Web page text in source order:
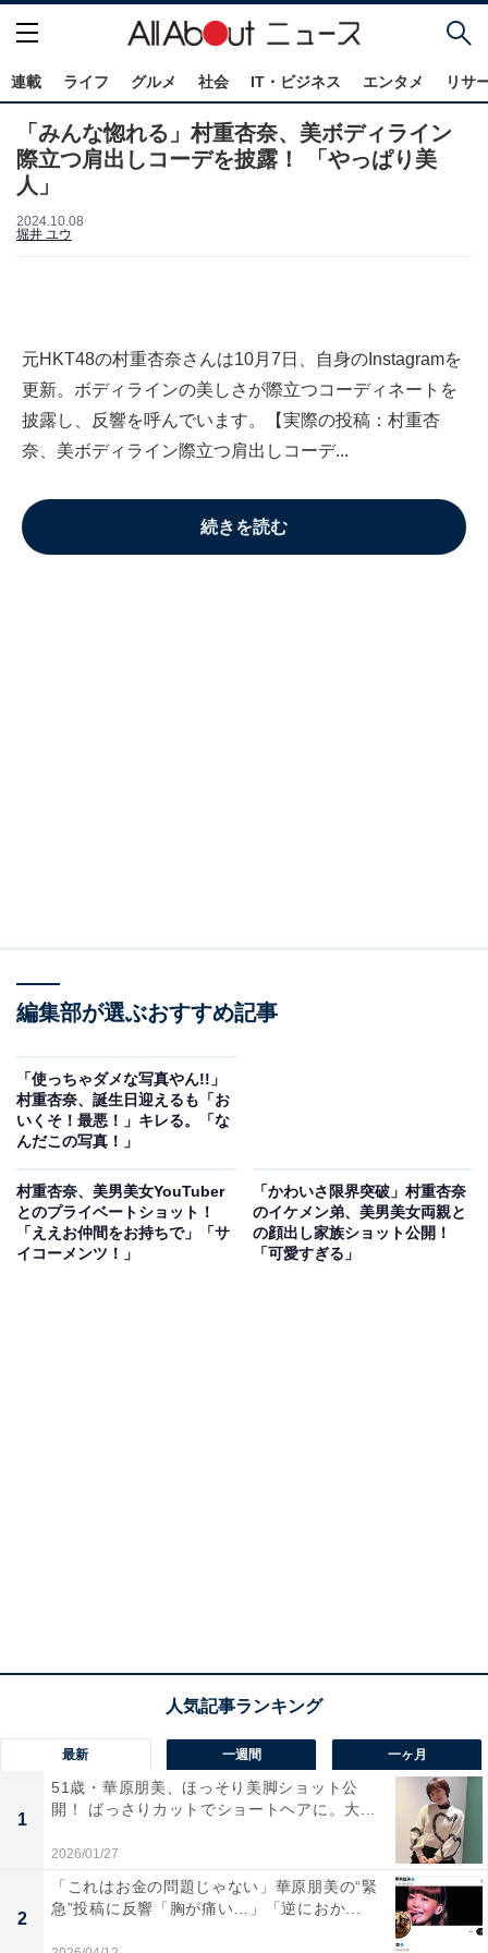
連載 ライフ グルメ 社会 IT・ビジネス エンタメ リサ
「みんな惚れる」村重杏奈、美ボディライン
際立つ肩出しコーデを披露！ 「やっぱり美
人」
2024.10.08
堀井 ユウ
元HKT48の村重杏奈さんは10月7日、自身のInstagramを
更新。ボディラインの美しさが際立つコーディネートを
披露し、反響を呼んでいます。【実際の投稿：村重杏
奈、美ボディライン際立つ肩出しコーデ...
続きを読む
編集部が選ぶおすすめ記事
「使っちゃダメな写真やん!!」
村重杏奈、誕生日迎えるも「お
いくそ！最悪！」キレる。「な
んだこの写真！」
村重杏奈、美男美女YouTuber
とのプライベートショット！
「ええお仲間をお持ちで」「サ
イコーメンツ！」
「かわいさ限界突破」村重杏奈
のイケメン弟、美男美女両親と
の顔出し家族ショット公開！
「可愛すぎる」
最新 一週間 一ヶ月
1
51歳・華原朋美、ほっそり美脚ショット公
開！ ばっさりカットでショートヘアに。大...
2026/01/27
2
「これはお金の問題じゃない」華原朋美の“緊
急”投稿に反響「胸が痛い…」「逆におか...